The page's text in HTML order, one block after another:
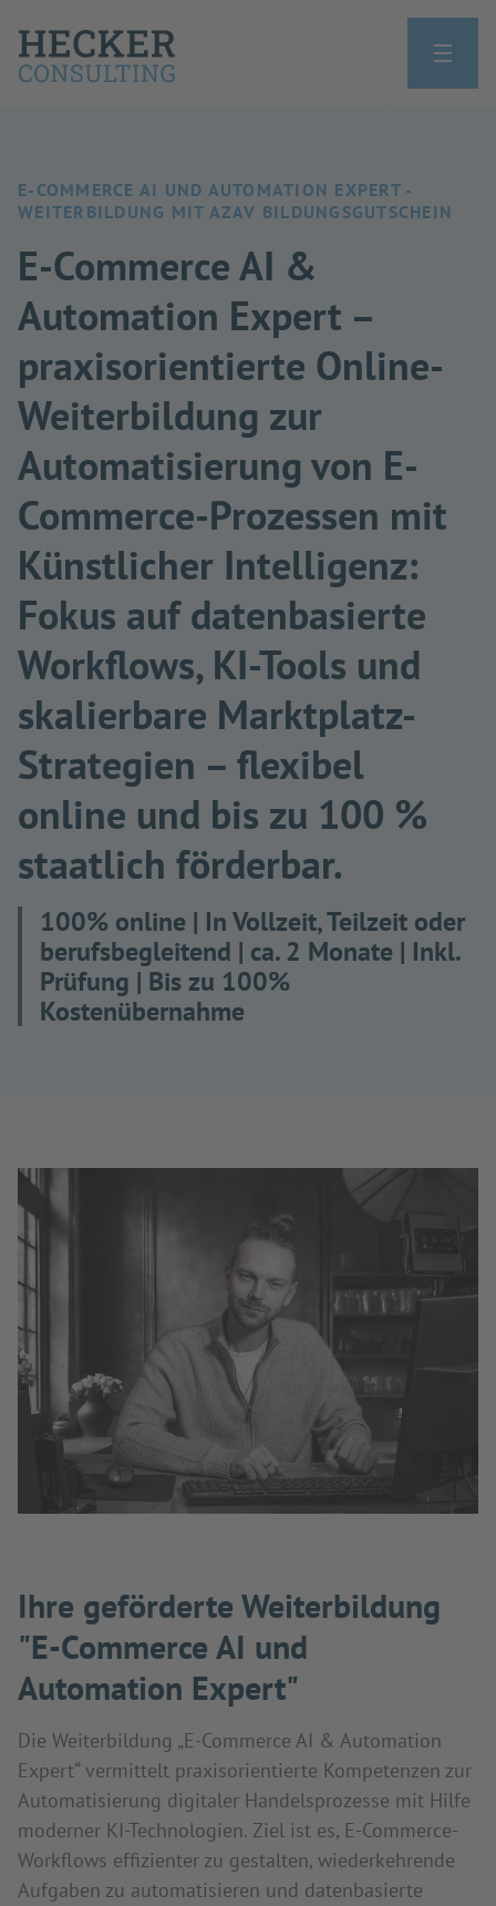
E-COMMERCE AI UND AUTOMATION EXPERT -
WEITERBILDUNG MIT AZAV BILDUNGSGUTSCHEIN
E-Commerce AI &
Automation Expert –
praxisorientierte Online-
Weiterbildung zur
Automatisierung von E-
Commerce-Prozessen mit
Künstlicher Intelligenz:
Fokus auf datenbasierte
Workflows, KI-Tools und
skalierbare Marktplatz-
Strategien – flexibel
online und bis zu 100 %
staatlich förderbar.
100% online | In Vollzeit, Teilzeit oder
berufsbegleitend | ca. 2 Monate | Inkl.
Prüfung | Bis zu 100%
Kostenübernahme
Ihre geförderte Weiterbildung
"E-Commerce AI und
Automation Expert"
Die Weiterbildung „E-Commerce AI & Automation
Expert“ vermittelt praxisorientierte Kompetenzen zur
Automatisierung digitaler Handelsprozesse mit Hilfe
moderner KI-Technologien. Ziel ist es, E-Commerce-
Workflows effizienter zu gestalten, wiederkehrende
Aufgaben zu automatisieren und datenbasierte